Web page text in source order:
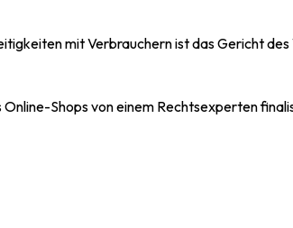
mit Verbrauchern ist das Gericht
Shops von einem Rechtsexperten